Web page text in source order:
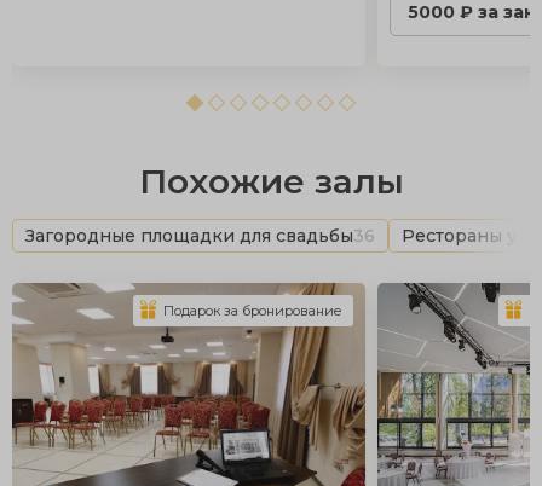
5000 ₽ за
Похожие залы
Загородные площадки для свадьбы36 Рестораны у
Подарок за бронирование